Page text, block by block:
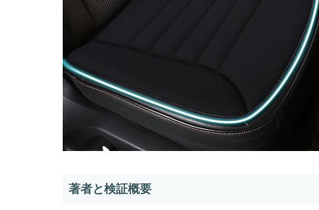
著者と検証概要